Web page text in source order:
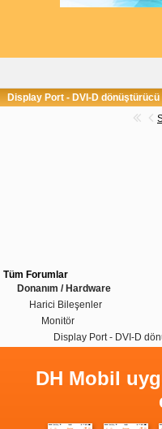
Display Port - DVI-D dönüştürücü
Tüm Forumlar
Donanım / Hardware
Harici Bileşenler
Monitör
Display Port - DVI-D
DH Mobil